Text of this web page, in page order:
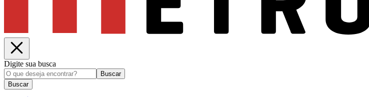
Digite sua busca
Buscar
Buscar